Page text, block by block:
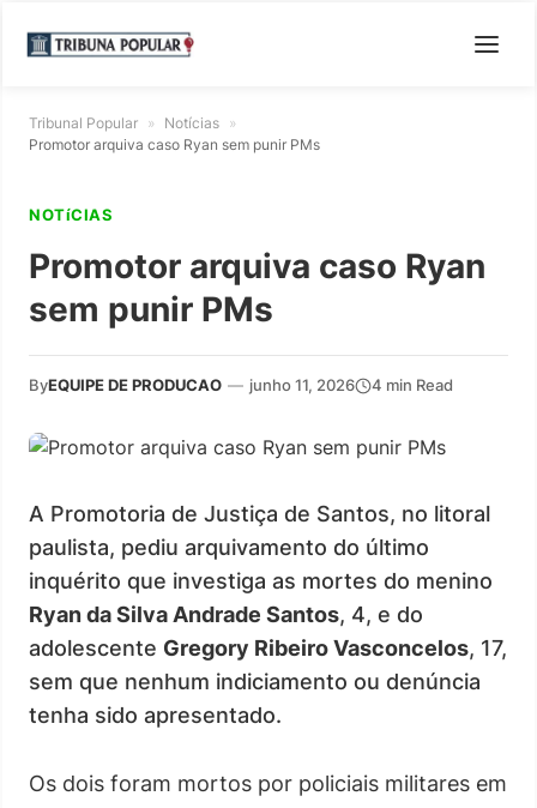
Tribunal Popular » Notícias »
Promotor arquiva caso Ryan sem punir PMs
NOTíCIAS
Promotor arquiva caso Ryan
sem punir PMs
ByEQUIPE DE PRODUCAO — junho 11, 2026 4 min Read
A Promotoria de Justiça de Santos, no litoral
paulista, pediu arquivamento do último
inquérito que investiga as mortes do menino
Ryan da Silva Andrade Santos, 4, e do
adolescente Gregory Ribeiro Vasconcelos, 17,
sem que nenhum indiciamento ou denúncia
tenha sido apresentado.
Os dois foram mortos por policiais militares em